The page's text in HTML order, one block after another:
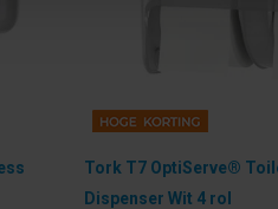
Tork T7 OptiServe®
Dispenser Wit 4 rol